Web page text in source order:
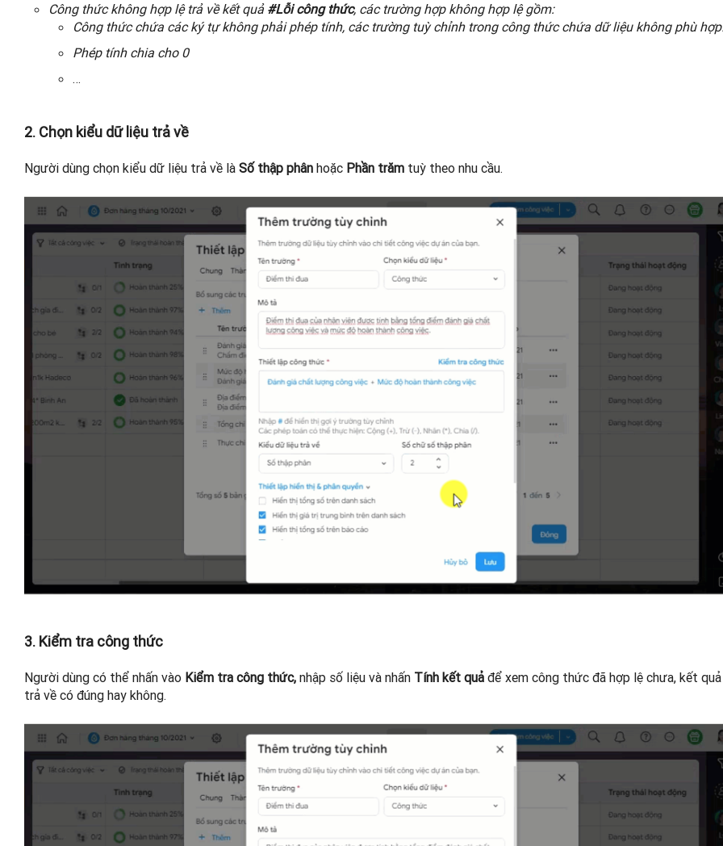
Công thức không hợp lệ trả về kết quả #Lỗi công thức, các trường hợp không hợp lệ gồm:
Công thức chứa các ký tự không phải phép tính, các trường tuỳ chỉnh trong công thức chứa dữ liệu không phù
Phép tính chia cho 0
…
2. Chọn kiểu dữ liệu trả về
Người dùng chọn kiểu dữ liệu trả về là Số thập phân hoặc Phần trăm tuỳ theo nhu cầu.
3. Kiểm tra công thức
Người dùng có thể nhấn vào Kiểm tra công thức, nhập số liệu và nhấn Tính kết quả để xem công thức đã hợp lệ chưa, kết quả
trả về có đúng hay không.